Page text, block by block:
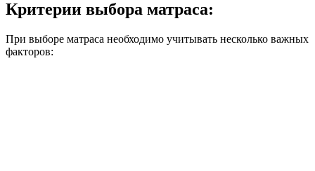
Критерии выбора матраса:
При выборе матраса необходимо учитывать несколько важных
факторов: